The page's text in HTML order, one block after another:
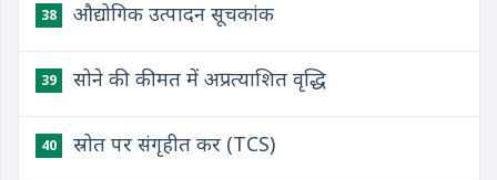
38 औद्योगिक उत्पादन सूचकांक
39 सोने की कीमत में अप्रत्याशित वृद्धि
40 स्रोत पर संगृहीत कर (TCS)